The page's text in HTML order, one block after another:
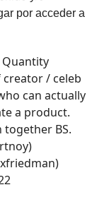
por acceder a
Quantity
/ celeb
can actually
a product.
BS.